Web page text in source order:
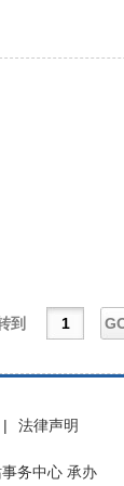
到
| 法律声明
务中心 承办